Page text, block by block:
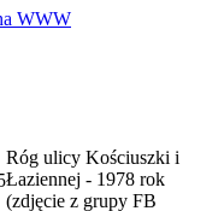
WWW
Róg ulicy Kościuszki i
Łaziennej - 1978 rok
(zdjęcie z grupy FB